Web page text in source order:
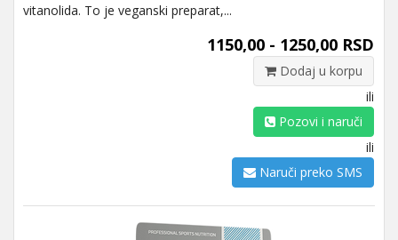
vitanolida. To je veganski preparat,...
1150,00 - 1250,00 RSD
Dodaj u korpu
ili
Pozovi i naruči
ili
Naruči preko SMS